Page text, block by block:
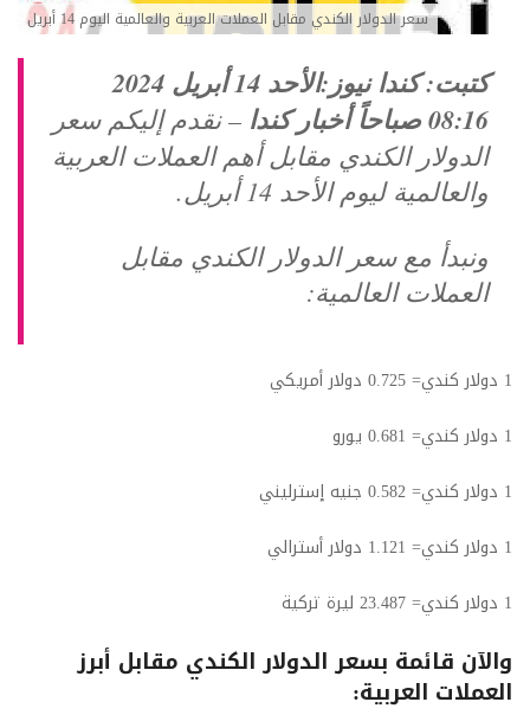
سعر الدولار الكندي مقابل العملات العربية والعالمية اليوم 14 أبريل
كتبت: كندا نيوز:الأحد 14 أبريل 2024
08:16 صباحاً أخبار كندا
– نقدم إليكم سعر
الدولار الكندي مقابل أهم العملات العربية
والعالمية ليوم الأحد 14 أبريل.
ونبدأ مع سعر الدولار الكندي مقابل
العملات العالمية:
1 دولار كندي= 0.725 دولار أمريكي
1 دولار كندي= 0.681 يورو
1 دولار كندي= 0.582 جنيه إسترليني
1 دولار كندي= 1.121 دولار أسترالي
1 دولار كندي= 23.487 ليرة تركية
والآن قائمة بسعر الدولار الكندي مقابل أبرز
العملات العربية: